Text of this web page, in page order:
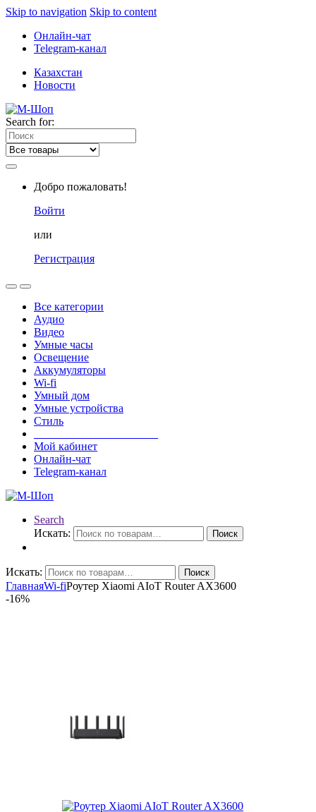
Skip to navigation Skip to content
Онлайн-чат
Telegram-канал
Казахстан
Новости
Search for:
Добро пожаловать!
Войти
или
Регистрация
Все категории
Аудио
Видео
Умные часы
Освещение
Аккумуляторы
Wi-fi
Умный дом
Умные устройства
Стиль
Мой кабинет
Онлайн-чат
Telegram-канал
Search
Искать:
Поиск
Искать: Поиск
ГлавнаяWi-fiРоутер Xiaomi AIoT Router AX3600
-16%